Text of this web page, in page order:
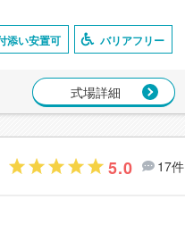
添い安置可 バリアフリー
式場詳細
5.0 17件